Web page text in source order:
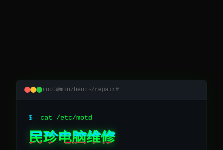
root@minzhen:~/repair#
$ cat /etc/motd
民珍电脑维修